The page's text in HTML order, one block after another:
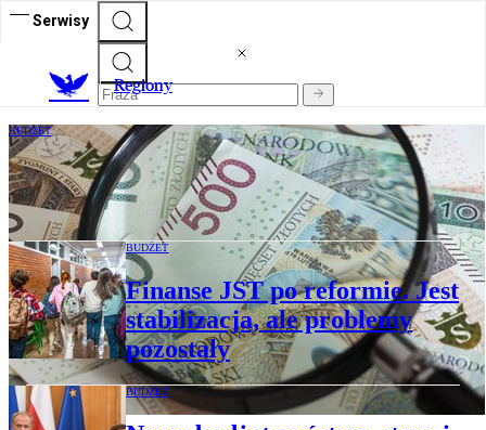
Serwisy
Regiony
BUDŻET
Więcej pieniędzy na zadania zlecone.
„Powinniśmy rozmawiać o finansowaniu”
BUDŻET
Finanse JST po reformie. Jest
stabilizacja, ale problemy
pozostały
BUDŻET